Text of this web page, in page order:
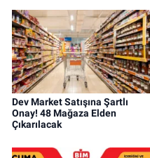
Dev Market Satışına Şartlı
Onay! 48 Mağaza Elden
Çıkarılacak